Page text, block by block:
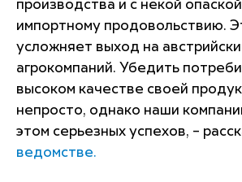
производства и с некой
импортному продовольствию.
усложняет выход на
агрокомпаний. Убедить
высоком качестве своей
непросто, однако наши
этом серьезных успехов, –
ведомстве.